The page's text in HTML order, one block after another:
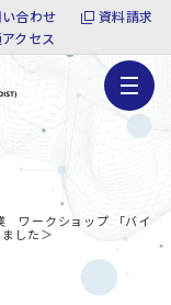
い合わせ
資料請求
クセス
ワークショップ 「バイ
した＞